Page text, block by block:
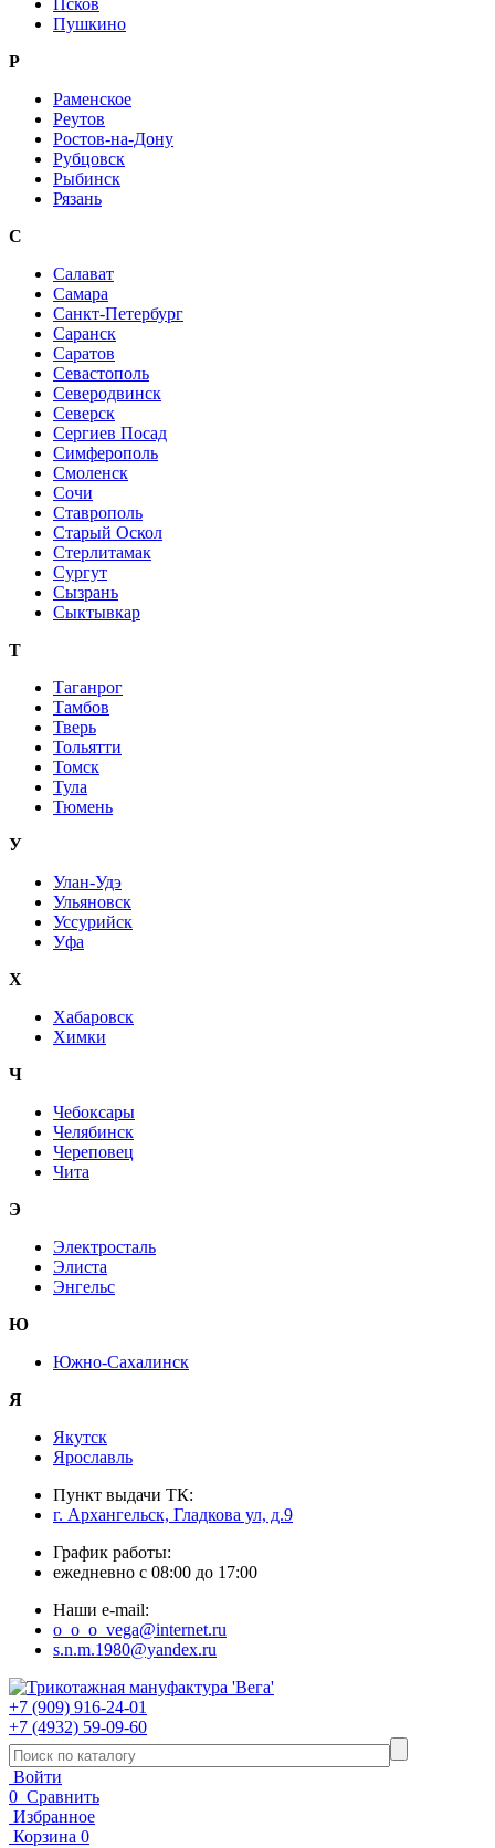
Псков
Пушкино
Р
Раменское
Реутов
Ростов-на-Дону
Рубцовск
Рыбинск
Рязань
С
Салават
Самара
Санкт-Петербург
Саранск
Саратов
Севастополь
Северодвинск
Северск
Сергиев Посад
Симферополь
Смоленск
Сочи
Ставрополь
Старый Оскол
Стерлитамак
Сургут
Сызрань
Сыктывкар
Т
Таганрог
Тамбов
Тверь
Тольятти
Томск
Тула
Тюмень
У
Улан-Удэ
Ульяновск
Уссурийск
Уфа
Х
Хабаровск
Химки
Ч
Чебоксары
Челябинск
Череповец
Чита
Э
Электросталь
Элиста
Энгельс
Ю
Южно-Сахалинск
Я
Якутск
Ярославль
Пункт выдачи ТК:
г. Архангельск, Гладкова ул, д.9
График работы:
ежедневно с 08:00 до 17:00
Наши e-mail:
o_o_o_vega@internet.ru
s.n.m.1980@yandex.ru
+7 (909) 916-24-01
+7 (4932) 59-09-60
Войти
0 Сравнить
Избранное
Корзина 0